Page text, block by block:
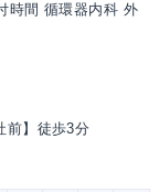
時間 循環器内科 外
前】徒歩3分